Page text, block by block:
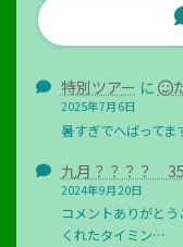
特別ツアー に
2025年7月6日
暑すぎでへばってま
九月？？？？
2024年9月20日
コメントありがと
くれたタイミン…